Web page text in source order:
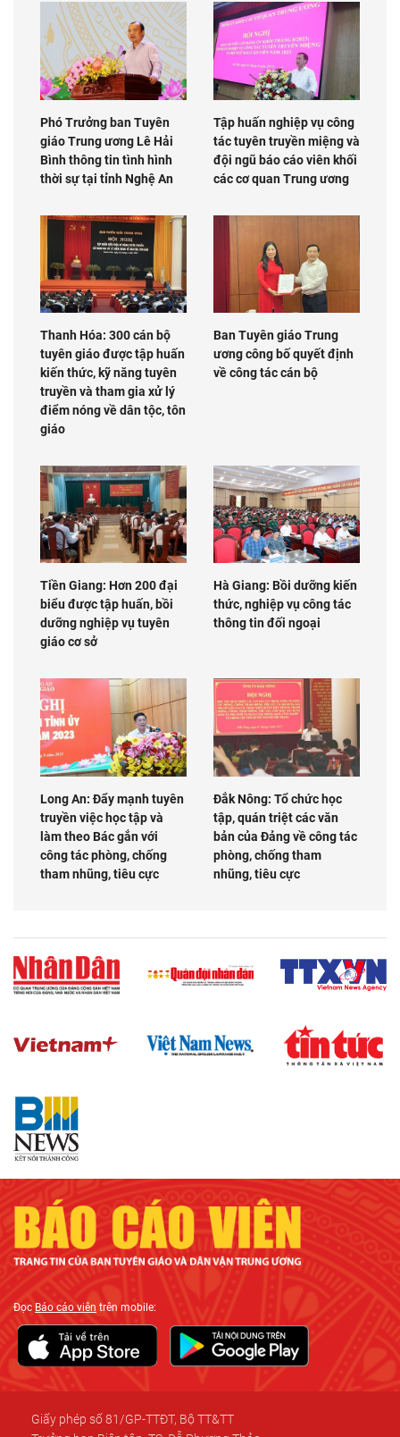
Phó Trưởng ban Tuyên
giáo Trung ương Lê Hải
Bình thông tin tình hình
thời sự tại tỉnh Nghệ An
Tập huấn nghiệp vụ công
tác tuyên truyền miệng và
đội ngũ báo cáo viên khối
các cơ quan Trung ương
Thanh Hóa: 300 cán bộ
tuyên giáo được tập huấn
kiến thức, kỹ năng tuyên
truyền và tham gia xử lý
điểm nóng về dân tộc, tôn
giáo
Ban Tuyên giáo Trung
ương công bố quyết định
về công tác cán bộ
Tiền Giang: Hơn 200 đại
biểu được tập huấn, bồi
dưỡng nghiệp vụ tuyên
giáo cơ sở
Hà Giang: Bồi dưỡng kiến
thức, nghiệp vụ công tác
thông tin đối ngoại
Long An: Đẩy mạnh tuyên
truyền việc học tập và
làm theo Bác gắn với
công tác phòng, chống
tham nhũng, tiêu cực
Đắk Nông: Tổ chức học
tập, quán triệt các văn
bản của Đảng về công tác
phòng, chống tham
nhũng, tiêu cực
ĐọcBáo cáo viên trên mobile:
Giấy phép số 81/GP-TTĐT, Bộ TT&TT